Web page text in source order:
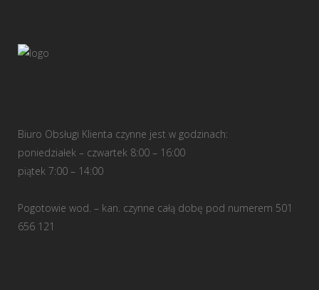
Biuro Obsługi Klienta czynne jest w godzinach:
poniedziałek – czwartek 8:00 – 16:00
piątek 7:00 – 14:00
Pogotowie wod. – kan. czynne całą dobę pod numerem 501
656 121